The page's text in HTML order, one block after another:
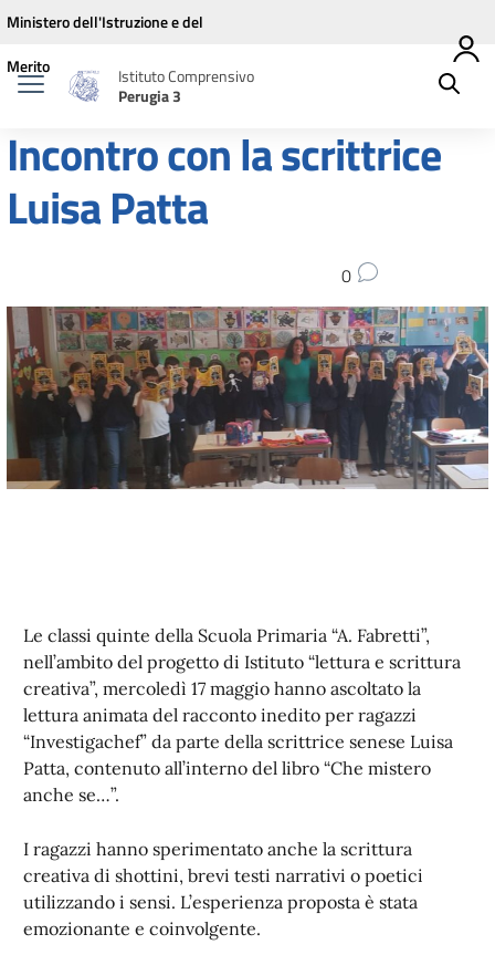
Vai ai contenuti
Vai al menu di navigazione
Vai al footer
Ministero dell'Istruzione e del
Merito
Istituto Comprensivo
Perugia 3
Incontro con la scrittrice
Luisa Patta
0
Le classi quinte della Scuola Primaria “A. Fabretti”,
nell’ambito del progetto di Istituto “lettura e scrittura
creativa”, mercoledì 17 maggio hanno ascoltato la
lettura animata del racconto inedito per ragazzi
“Investigachef” da parte della scrittrice senese Luisa
Patta, contenuto all’interno del libro “Che mistero
anche se…”.
I ragazzi hanno sperimentato anche la scrittura
creativa di shottini, brevi testi narrativi o poetici
utilizzando i sensi. L’esperienza proposta è stata
emozionante e coinvolgente.